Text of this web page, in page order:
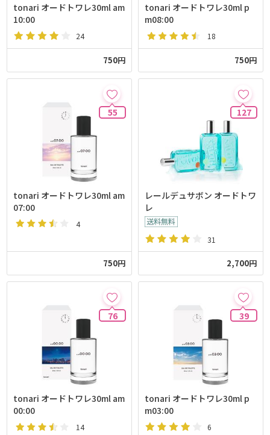
tonari オードトワレ30ml am
10:00
24
750円
tonari オードトワレ30ml p
m08:00
18
750円
55
tonari オードトワレ30ml am
07:00
4
750円
127
レールデュサボン オードトワ
レ
31
2,700円
76
tonari オードトワレ30ml am
00:00
14
39
tonari オードトワレ30ml p
m03:00
6